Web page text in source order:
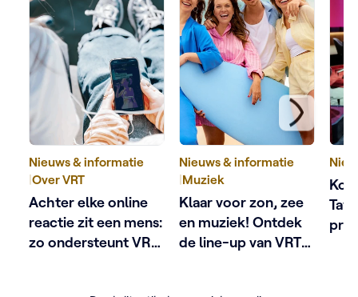
Nieuws & informatie
|Over VRT
Achter elke online
reactie zit een mens:
zo ondersteunt VRT
Nieuws & informatie
|Muziek
Klaar voor zon, zee
en muziek! Ontdek
de line-up van VRT